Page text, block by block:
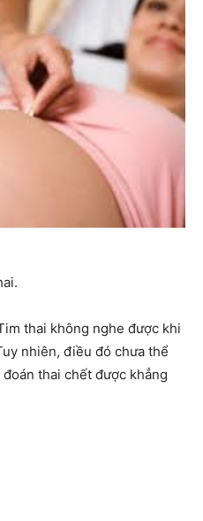
thai không nghe được khi
nhiên, điều đó chưa thể
thai chết được khẳng